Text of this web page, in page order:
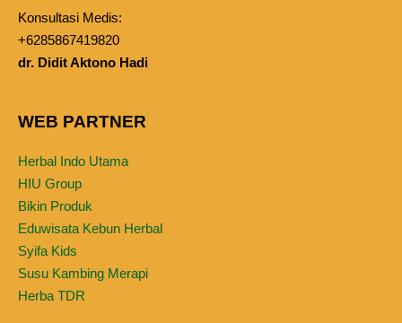
Konsultasi Medis:
+6285867419820
dr. Didit Aktono Hadi
WEB PARTNER
Herbal Indo Utama
HIU Group
Bikin Produk
Eduwisata Kebun Herbal
Syifa Kids
Susu Kambing Merapi
Herba TDR